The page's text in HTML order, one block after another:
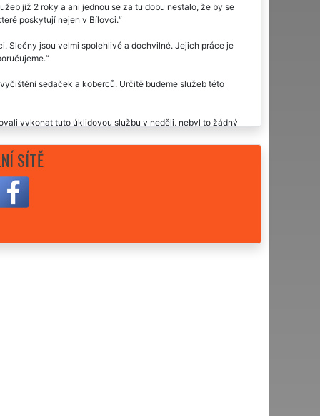
již 2 roky a ani jednou se za tu dobu nestalo, že by se
poskytují nejen v Bílovci.
Slečny jsou velmi spolehlivé a dochvilné. Jejich práce je
sedaček a koberců. Určitě budeme služeb této
vykonat tuto úklidovou službu v neděli, nebyl to žádný
doporučuji.
SÍTĚ